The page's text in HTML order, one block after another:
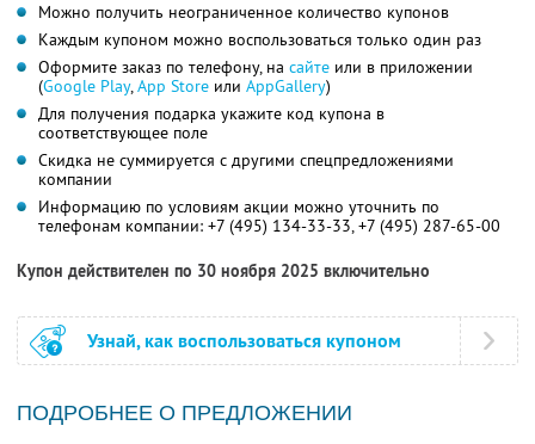
Можно получить неограниченное количество купонов
Каждым купоном можно воспользоваться только один раз
Оформите заказ по телефону, на сайте или в приложении
(Google Play,App Store или AppGallery)
Для получения подарка укажите код купона в
соответствующее поле
Скидка не суммируется с другими спецпредложениями
компании
Информацию по условиям акции можно уточнить по
телефонам компании: +7 (495) 134-33-33, +7 (495) 287-65-00
Купон действителен по 30 ноября 2025 включительно
Узнай, как воспользоваться купоном
ПОДРОБНЕЕ О ПРЕДЛОЖЕНИИ